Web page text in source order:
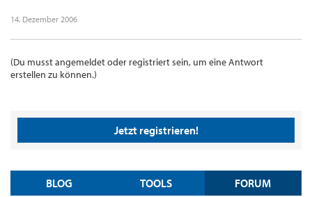
14. Dezember 2006
(Du musst angemeldet oder registriert sein, um eine Antwort
erstellen zu können.)
Jetzt registrieren!
BLOG TOOLS FORUM